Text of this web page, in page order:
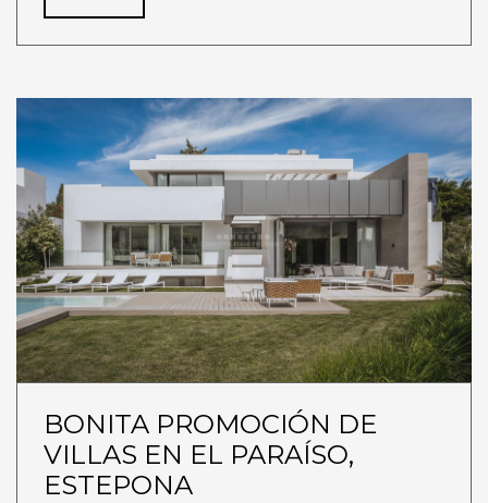
BONITA PROMOCIÓN DE
VILLAS EN EL PARAÍSO,
ESTEPONA